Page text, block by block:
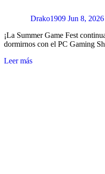
Drako1909 Jun 8, 2026
¡La Summer Game Fest
dormirnos con el PC Gaming
Leer más